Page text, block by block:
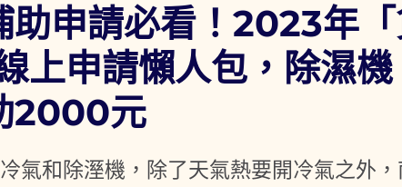
助申請必看！2023年
上申請懶人包，除濕
2000元
氣和除溼機，除了天氣熱要開冷氣之外